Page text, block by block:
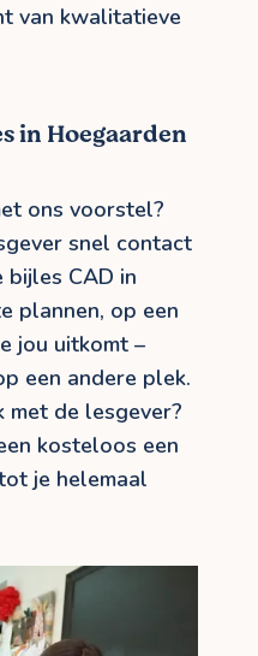
van kwalitatieve
in Hoegaarden
ons voorstel?
snel contact
bijles CAD in
plannen, op een
jou uitkomt –
een andere plek.
met de lesgever?
kosteloos een
je helemaal